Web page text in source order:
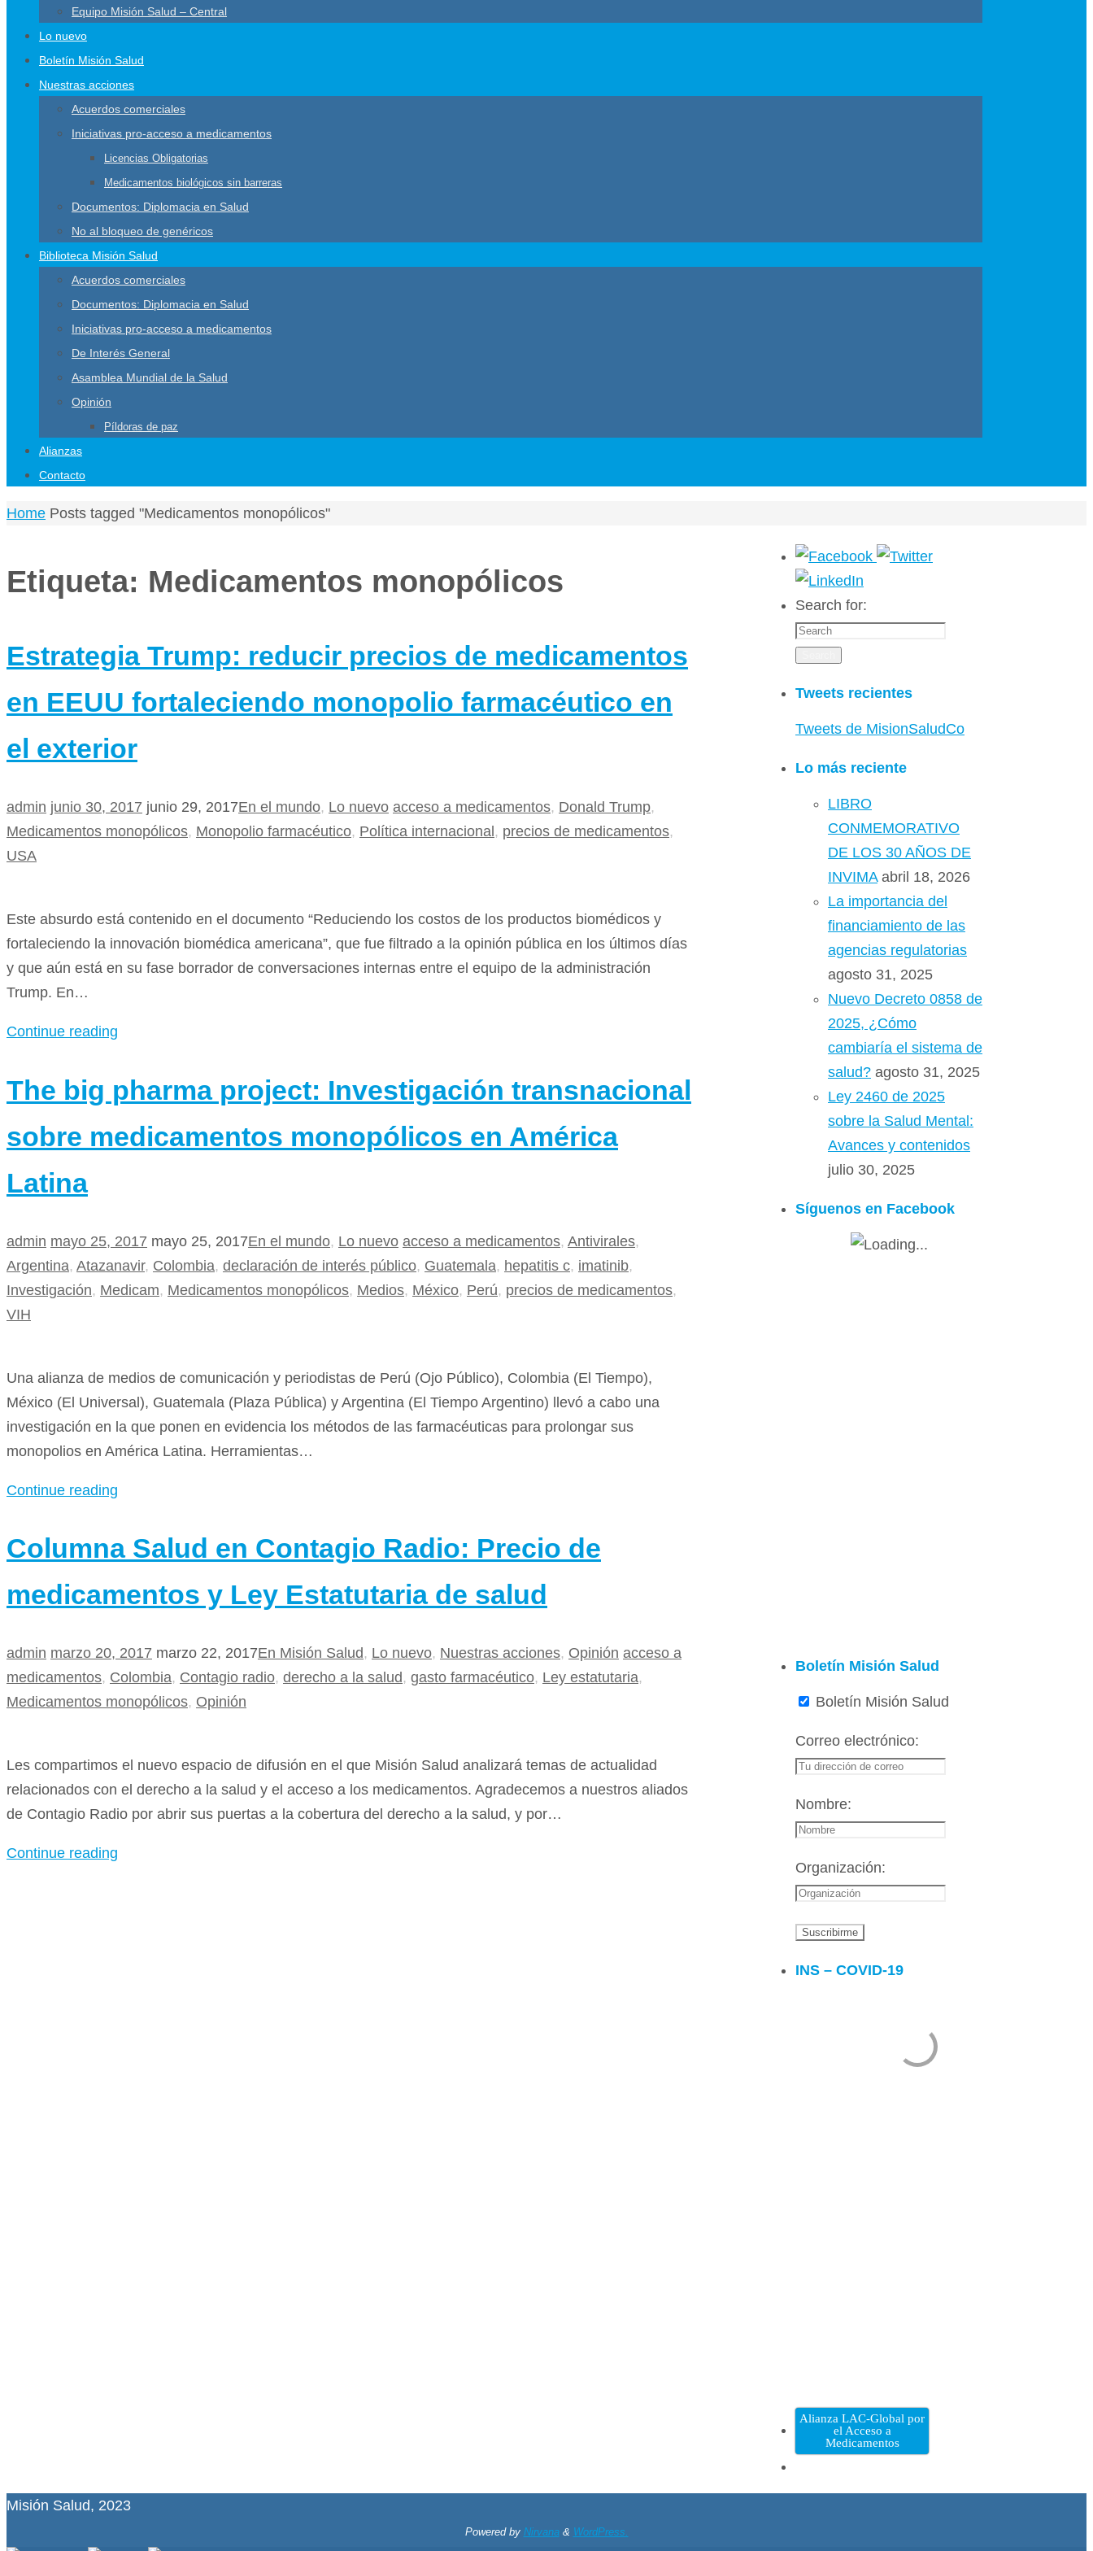
Equipo Misión Salud – Central
Lo nuevo
Boletín Misión Salud
Nuestras acciones
Acuerdos comerciales
Iniciativas pro-acceso a medicamentos
Licencias Obligatorias
Medicamentos biológicos sin barreras
Documentos: Diplomacia en Salud
No al bloqueo de genéricos
Biblioteca Misión Salud
Acuerdos comerciales
Documentos: Diplomacia en Salud
Iniciativas pro-acceso a medicamentos
De Interés General
Asamblea Mundial de la Salud
Opinión
Píldoras de paz
Alianzas
Contacto
Home Posts tagged "Medicamentos monopólicos"
Etiqueta: Medicamentos monopólicos
Estrategia Trump: reducir precios de medicamentos
en EEUU fortaleciendo monopolio farmacéutico en
el exterior
admin junio 30, 2017 junio 29, 2017En el mundo, Lo nuevo acceso a medicamentos, Donald Trump,
Medicamentos monopólicos, Monopolio farmacéutico, Política internacional , precios de medicamentos,
USA
Este absurdo está contenido en el documento “Reduciendo los costos de los productos biomédicos y
fortaleciendo la innovación biomédica americana”, que fue filtrado a la opinión pública en los últimos días
y que aún está en su fase borrador de conversaciones internas entre el equipo de la administración
Trump. En…
Continue reading
The big pharma project: Investigación transnacional
sobre medicamentos monopólicos en América
Latina
admin mayo 25, 2017 mayo 25, 2017En el mundo, Lo nuevo acceso a medicamentos, Antivirales,
Argentina, Atazanavir, Colombia, declaración de interés público, Guatemala, hepatitis c, imatinib,
Investigación, Medicam, Medicamentos monopólicos, Medios, México, Perú, precios de medicamentos,
VIH
Una alianza de medios de comunicación y periodistas de Perú (Ojo Público), Colombia (El Tiempo),
México (El Universal), Guatemala (Plaza Pública) y Argentina (El Tiempo Argentino) llevó a cabo una
investigación en la que ponen en evidencia los métodos de las farmacéuticas para prolongar sus
monopolios en América Latina. Herramientas…
Continue reading
Columna Salud en Contagio Radio: Precio de
medicamentos y Ley Estatutaria de salud
admin marzo 20, 2017 marzo 22, 2017En Misión Salud , Lo nuevo, Nuestras acciones, Opinión acceso a
medicamentos, Colombia, Contagio radio, derecho a la salud , gasto farmacéutico, Ley estatutaria,
Medicamentos monopólicos, Opinión
Les compartimos el nuevo espacio de difusión en el que Misión Salud analizará temas de actualidad
relacionados con el derecho a la salud y el acceso a los medicamentos. Agradecemos a nuestros aliados
de Contagio Radio por abrir sus puertas a la cobertura del derecho a la salud, y por…
Continue reading
Search for:
Tweets recientes
Tweets de MisionSaludCo
Lo más reciente
LIBRO
CONMEMORATIVO
DE LOS 30 AÑOS DE
INVIMA abril 18, 2026
La importancia del
financiamiento de las
agencias regulatorias
agosto 31, 2025
Nuevo Decreto 0858 de
2025, ¿Cómo
cambiaría el sistema de
salud? agosto 31, 2025
Ley 2460 de 2025
sobre la Salud Mental:
Avances y contenidos
julio 30, 2025
Síguenos en Facebook
Boletín Misión Salud
Boletín Misión Salud
Correo electrónico:
Nombre:
Organización:
INS – COVID-19
Alianza LAC-Global por
el Acceso a
Medicamentos
Misión Salud, 2023
Powered by Nirvana& WordPress.